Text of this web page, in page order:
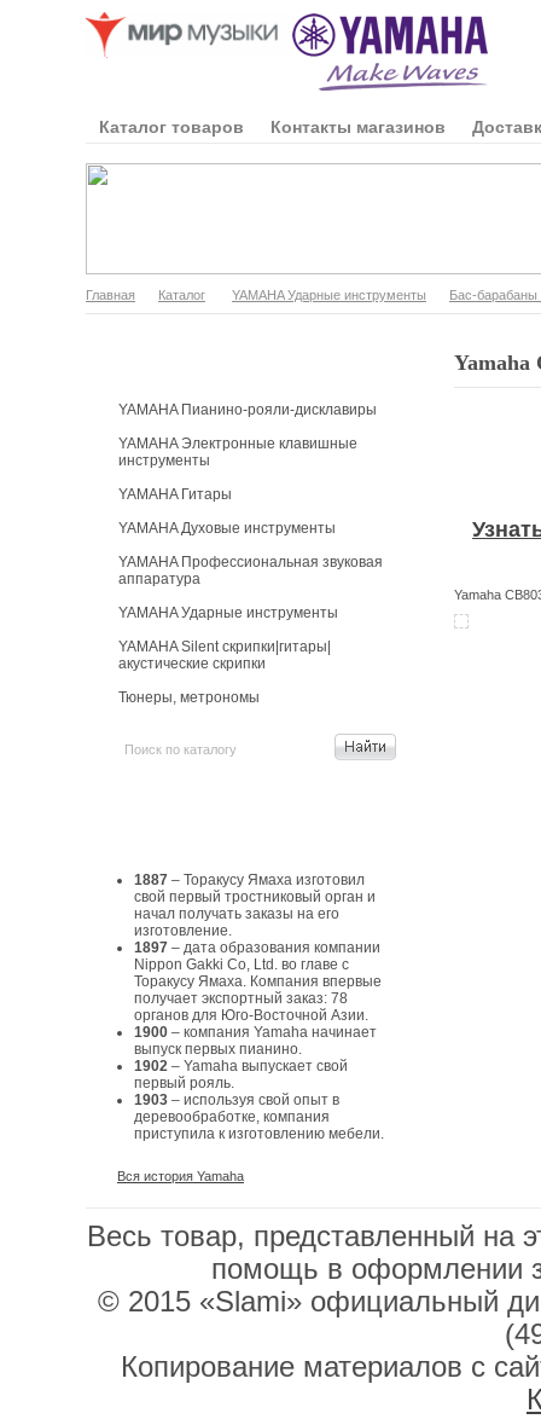
Каталог товаров Контакты магазинов
Главная Каталог YAMAHA Ударные инструменты Бас-
YAMAHA Пианино-рояли-дисклавиры
YAMAHA Электронные клавишные
инструменты
YAMAHA Гитары
YAMAHA Духовые инструменты
YAMAHA Профессиональная звуковая
аппаратура
YAMAHA Ударные инструменты
YAMAHA Silent скрипки|гитары|
акустические скрипки
Тюнеры, метрономы
1887 – Торакусу Ямаха изготовил
свой первый тростниковый орган и
начал получать заказы на его
изготовление.
1897 – дата образования компании
Nippon Gakki Co, Ltd. во главе с
Торакусу Ямаха. Компания впервые
получает экспортный заказ: 78
органов для Юго-Восточной Азии.
1900 – компания Yamaha начинает
выпуск первых пианино.
1902 – Yamaha выпускает свой
первый рояль.
1903 – используя свой опыт в
деревообработке, компания
приступила к изготовлению мебели.
Вся история Yamaha
Yamaha
Yamaha
Весь товар, представленный на
помощь в оформлении
© 2015 «Slami» официальный
Копирование материалов с